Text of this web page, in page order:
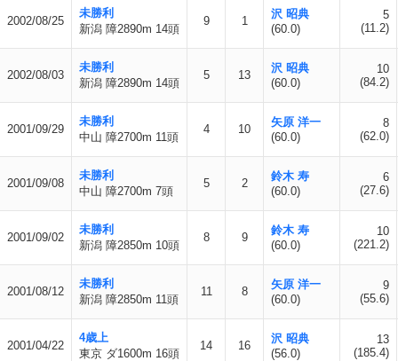
2002/08/25
未勝利
新潟 障2890m 14頭
9 1
沢 昭典
(60.0)
5
(11.2)
2002/08/03
未勝利
新潟 障2890m 14頭
5 13
沢 昭典
(60.0)
10
(84.2)
2001/09/29
未勝利
中山 障2700m 11頭
4 10
矢原 洋一
(60.0)
8
(62.0)
2001/09/08
未勝利
中山 障2700m 7頭
5 2
鈴木 寿
(60.0)
6
(27.6)
2001/09/02
未勝利
新潟 障2850m 10頭
8 9
鈴木 寿
(60.0)
10
(221.2)
2001/08/12
未勝利
新潟 障2850m 11頭
11 8
矢原 洋一
(60.0)
9
(55.6)
2001/04/22
4歳上
東京 ダ1600m 16頭
14 16
沢 昭典
(56.0)
13
(185.4)